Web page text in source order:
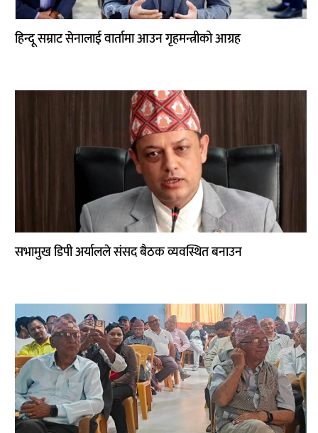
हिन्दू सम्राट सेनालाई वार्तामा आउन गृहमन्त्रीको आग्रह
सभामुख डिपी अर्यालले संसद बैठक व्यवस्थित बनाउन